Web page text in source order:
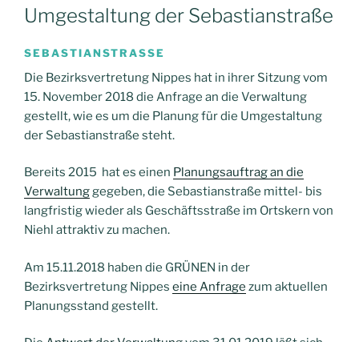
AM
Umgestaltung der Sebastianstraße
SEBASTIANSTRASSE
Die Bezirksvertretung Nippes hat in ihrer Sitzung vom
15. November 2018 die Anfrage an die Verwaltung
gestellt, wie es um die Planung für die Umgestaltung
der Sebastianstraße steht.
Bereits 2015 hat es einen Planungsauftrag an die
Verwaltunggegeben, die Sebastianstraße mittel- bis
langfristig wieder als Geschäftsstraße im Ortskern von
Niehl attraktiv zu machen.
Am 15.11.2018 haben die GRÜNEN in der
Bezirksvertretung Nippes eine Anfrage zum aktuellen
Planungsstand gestellt.